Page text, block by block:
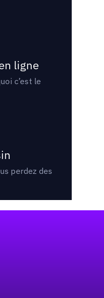
ligne
c’est le
perdez des